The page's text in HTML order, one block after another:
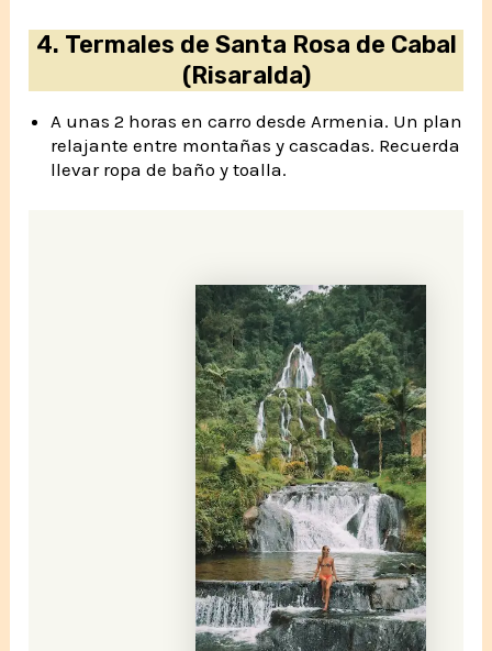
4. Termales de Santa Rosa de Cabal
(Risaralda)
A unas 2 horas en carro desde Armenia. Un plan
relajante entre montañas y cascadas. Recuerda
llevar ropa de baño y toalla.